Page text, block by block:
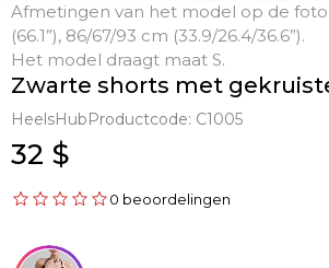
Afmetingen van het model op de
(66.1”), 86/67/93 cm (33.9/26.4/36.6”).
Het model draagt maat S.
Zwarte shorts met
HeelsHubProductcode: C1005
32 $
0 beoordelingen